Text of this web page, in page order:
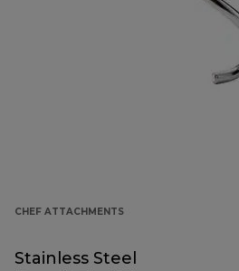
CHEF ATTACHMENTS
Stainless Steel